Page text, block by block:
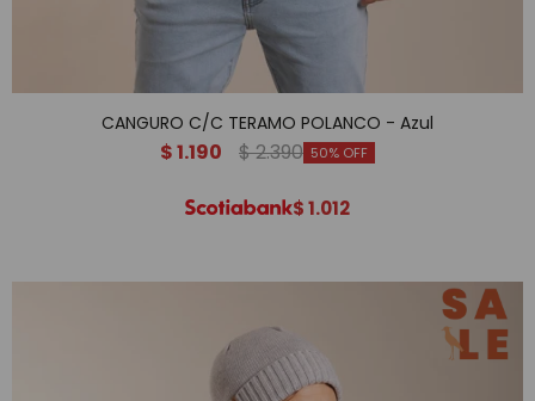
CANGURO C/C TERAMO POLANCO - Azul
$1.190 $2.390 50
$1.012